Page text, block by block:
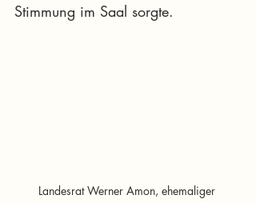
Stimmung im Saal sorgte.
Landesrat Werner Amon, ehemaliger